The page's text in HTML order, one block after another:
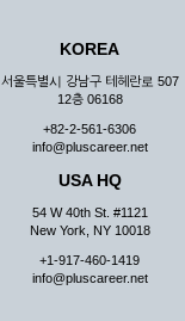
KOREA
서울특별시 강남구 테헤란로 507
12층 06168
+82-2-561-6306
info@pluscareer.net
USA HQ
54 W 40th St. #1121
New York, NY 10018
+1-917-460-1419
info@pluscareer.net